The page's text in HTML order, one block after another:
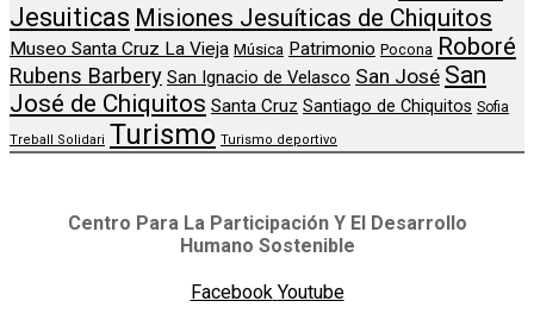
Jesuiticas Misiones Jesuíticas de Chiquitos
Museo Santa Cruz La Vieja Música Patrimonio Pocona Roboré
Rubens Barbery San Ignacio de Velasco San José San
José de Chiquitos Santa Cruz Santiago de Chiquitos Sofia
Treball Solidari Turismo Turismo deportivo
Centro Para La Participación Y El Desarrollo
Humano Sostenible
Facebook Youtube